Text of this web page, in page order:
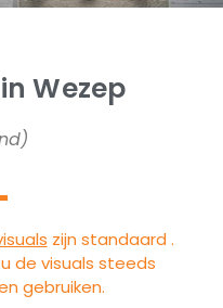
Wezep
zijn standaard .
de visuals steeds
gebruiken.